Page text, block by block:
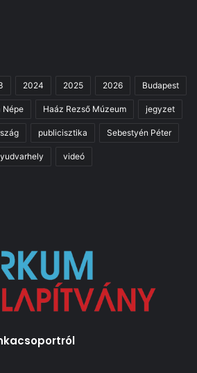
2024 2025 2026 Budapest
Népe Haáz Rezső Múzeum jegyzet
publicisztika Sebestyén Péter
videó